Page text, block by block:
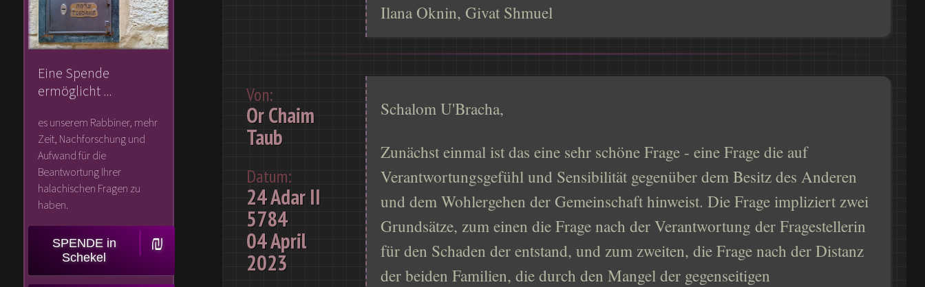
Ilana Oknin, Givat Shmuel
Von:
Or Chaim
Taub
Datum:
24 Adar II
5784
04 April
2023
Schalom U'Bracha,
Zunächst einmal ist das eine sehr schöne Frage - eine Frage die auf
Verantwortungsgefühl und Sensibilität gegenüber dem Besitz des Anderen
und dem Wohlergehen der Gemeinschaft hinweist. Die Frage impliziert zwei
Grundsätze, zum einen die Frage nach der Verantwortung der Fragestellerin
für den Schaden der entstand, und zum zweiten, die Frage nach der Distanz
der beiden Familien, die durch den Mangel der gegenseitigen
E-mail*:
Veröffentlichen
Alias
verwenden
Veröffentlichen unter:
Frage:
Eine Spende
ermöglicht ...
es unserem Rabbiner, mehr
Zeit, Nachforschung und
Aufwand für die
Beantwortung Ihrer
halachischen Fragen zu
haben.
SPENDE in
Schekel